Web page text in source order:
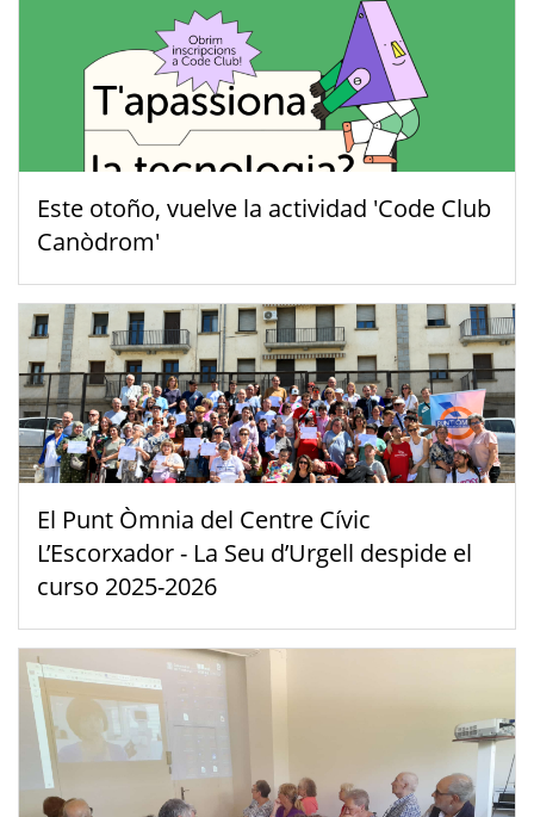
Este otoño, vuelve la actividad 'Code Club
Canòdrom'
El Punt Òmnia del Centre Cívic
L’Escorxador - La Seu d’Urgell despide el
curso 2025-2026